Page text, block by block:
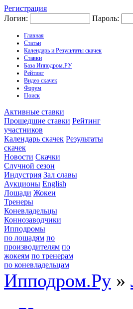
Регистрация
Логин:
Пароль:
Главная
Статьи
Календарь и Результаты скачек
Ставки
База Ипподром.РУ
Рейтинг
Видео скачек
Форум
Поиск
Активные ставки
Прошедшие ставки Рейтинг
участников
Календарь скачек Результаты
скачек
Новости Скачки
Случной сезон
Индустрия Зал славы
Аукционы English
Лошади Жокеи
Тренеры
Коневладельцы
Коннозаводчики
Ипподромы
по лошадям по
производителям по
жокеям по тренерам
по коневладельцам
Ипподром.Ру »